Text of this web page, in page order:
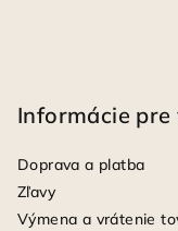
Informácie pre
Doprava a platba
Zľavy
Výmena a vrátenie